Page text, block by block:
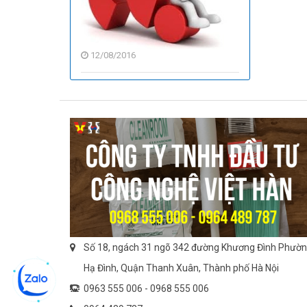
12/08/2016
Số 18, ngách 31 ngõ 342 đường Khương Đình
Hạ Đình, Quận Thanh Xuân, Thành phố Hà Nội
0963 555 006 - 0968 555 006